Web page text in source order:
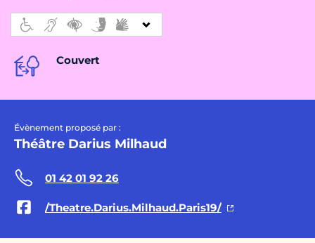
Couvert
Évènement proposé par :
Théâtre Darius Milhaud
01 42 01 92 26
/Theatre.Darius.Milhaud.Paris19/